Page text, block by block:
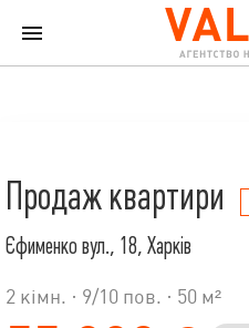
Продаж квартири
Єфименко вул., 18, Харків
2 кімн. · 9/10 пов. · 50 м²